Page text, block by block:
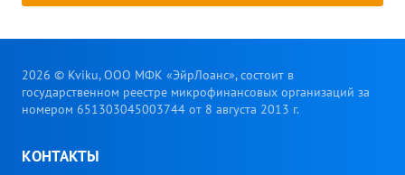
2026 © Kviku, ООО МФК «ЭйрЛоанс», состоит в
государственном реестре микрофинансовых организаций за
номером 651303045003744 от 8 августа 2013 г.
КОНТАКТЫ